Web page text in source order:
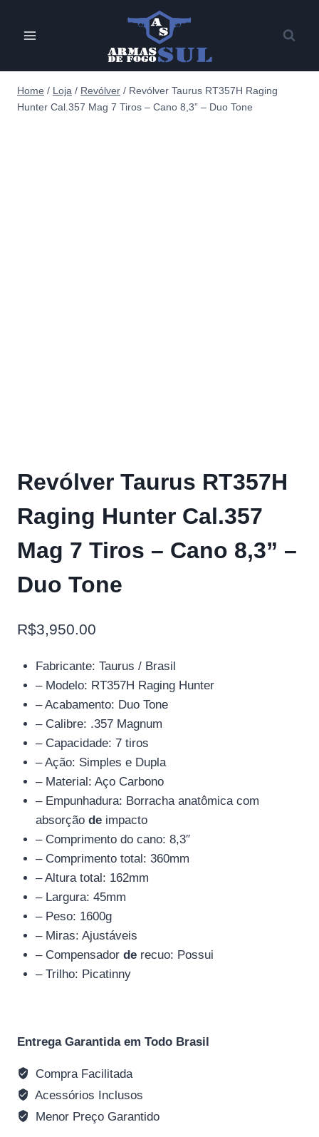
Home / Loja / Revólver / Revólver Taurus RT357H Raging
Hunter Cal.357 Mag 7 Tiros – Cano 8,3” – Duo Tone
Revólver Taurus RT357H
Raging Hunter Cal.357
Mag 7 Tiros – Cano 8,3” –
Duo Tone
R$3,950.00
Fabricante: Taurus / Brasil
– Modelo: RT357H Raging Hunter
– Acabamento: Duo Tone
– Calibre: .357 Magnum
– Capacidade: 7 tiros
– Ação: Simples e Dupla
– Material: Aço Carbono
– Empunhadura: Borracha anatômica com
absorção deimpacto
– Comprimento do cano: 8,3″
– Comprimento total: 360mm
– Altura total: 162mm
– Largura: 45mm
– Peso: 1600g
– Miras: Ajustáveis
– Compensador derecuo: Possui
– Trilho: Picatinny
Entrega Garantida em Todo Brasil
Compra Facilitada
Acessórios Inclusos
Menor Preço Garantido